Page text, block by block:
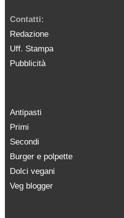
Contatti:
Redazione
Uff. Stampa
Pubblicità
Antipasti
Primi
Secondi
Burger e polpette
Dolci vegani
Veg blogger